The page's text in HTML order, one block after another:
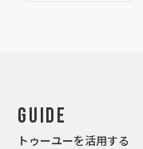
Guide
トゥーユーを活用する